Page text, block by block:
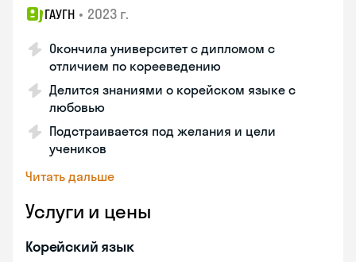
ГАУГН • 2023 г.
Окончила университет с дипломом с
отличием по корееведению
Делится знаниями о корейском языке с
любовью
Подстраивается под желания и цели
учеников
Читать дальше
Услуги и цены
Корейский язык